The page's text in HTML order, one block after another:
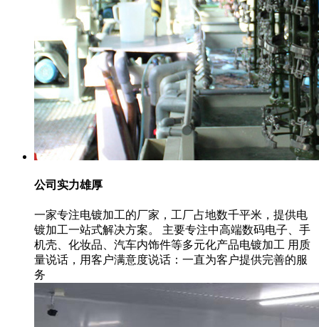
公司实力雄厚
一家专注电镀加工的厂家，工厂占地数千平米，提供电
镀加工一站式解决方案。 主要专注中高端数码电子、手
机壳、化妆品、汽车内饰件等多元化产品电镀加工 用质
量说话，用客户满意度说话：一直为客户提供完善的服
务